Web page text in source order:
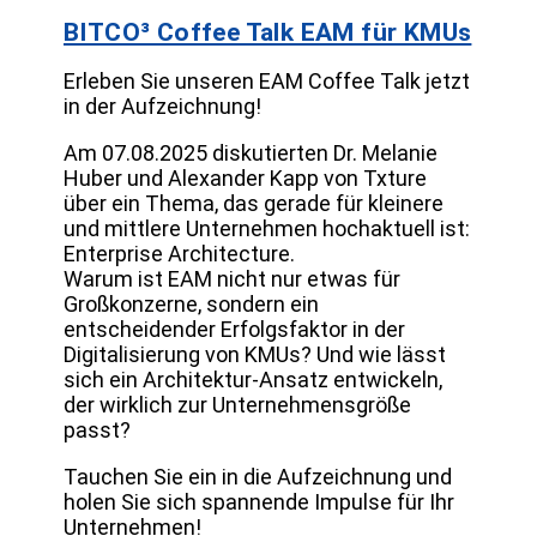
BITCO³ Coffee Talk EAM für KMUs
Erleben Sie unseren EAM Coffee Talk jetzt
in der Aufzeichnung!
Am 07.08.2025 diskutierten Dr. Melanie
Huber und Alexander Kapp von Txture
über ein Thema, das gerade für kleinere
und mittlere Unternehmen hochaktuell ist:
Enterprise Architecture.
Warum ist EAM nicht nur etwas für
Großkonzerne, sondern ein
entscheidender Erfolgsfaktor in der
Digitalisierung von KMUs? Und wie lässt
sich ein Architektur-Ansatz entwickeln,
der wirklich zur Unternehmensgröße
passt?
Tauchen Sie ein in die Aufzeichnung und
holen Sie sich spannende Impulse für Ihr
Unternehmen!